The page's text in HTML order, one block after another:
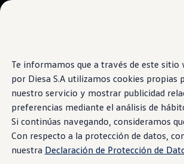
Te informamos que a través de este sitio
por Diesa S.A utilizamos cookies propias
nuestro servicio y mostrar publicidad
preferencias mediante el análisis de
Si continúas navegando, consideramos
Con respecto a la protección de datos,
nuestra Declaración de Protección de
contenido
principal
a pie
de
página
Contáctenos
Marca y Experiencia
Volkswagen Paraguay
Espacio Exclusivo para Prensa
Latin NCAP
Tengo un Volkswagen
Manuales Volkswagen
Postventas
Agendamiento Online
Comodidad
Espacio y